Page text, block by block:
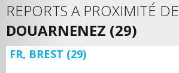
REPORTS A PROXIMITÉ DE
DOUARNENEZ (29)
FR, BREST (29)